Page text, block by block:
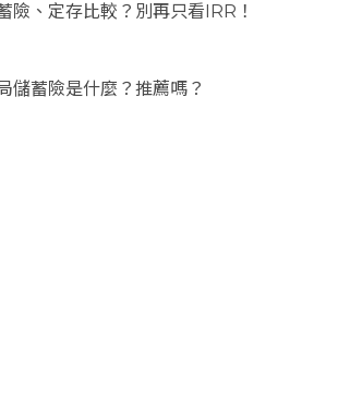
險、定存比較？別再只看IRR！
儲蓄險是什麼？推薦嗎？